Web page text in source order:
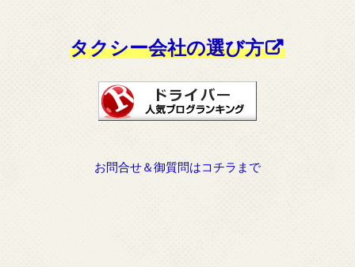
タクシー会社の選び方
お問合せ＆御質問はコチラまで